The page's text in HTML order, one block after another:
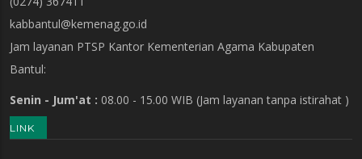
kabbantul@kemenag.go.id
Jam layanan PTSP Kantor Kementerian Agama Kabupaten
Bantul:
Senin - Jum'at : 08.00 - 15.00 WIB (Jam layanan tanpa istirahat )
LINK